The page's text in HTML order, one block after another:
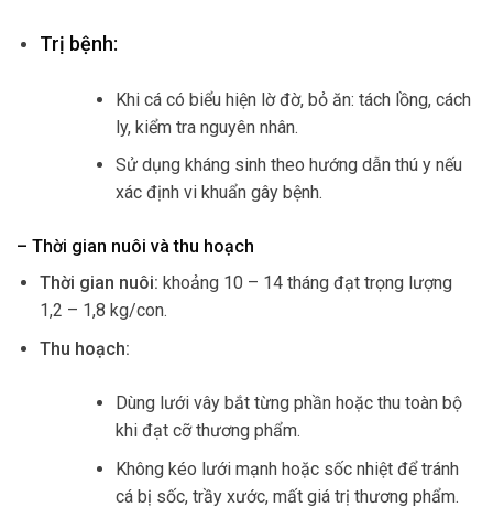
Trị bệnh:
Khi cá có biểu hiện lờ đờ, bỏ ăn: tách lồng, cách
ly, kiểm tra nguyên nhân.
Sử dụng kháng sinh theo hướng dẫn thú y nếu
xác định vi khuẩn gây bệnh.
– Thời gian nuôi và thu hoạch
Thời gian nuôi: khoảng 10 – 14 tháng đạt trọng lượng
1,2 – 1,8 kg/con.
Thu hoạch:
Dùng lưới vây bắt từng phần hoặc thu toàn bộ
khi đạt cỡ thương phẩm.
Không kéo lưới mạnh hoặc sốc nhiệt để tránh
cá bị sốc, trầy xước, mất giá trị thương phẩm.